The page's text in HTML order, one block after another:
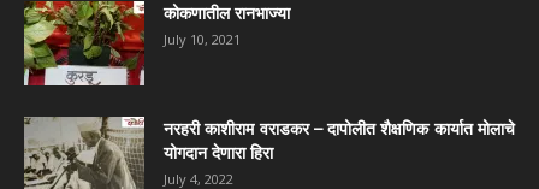
कोकणातील रानभाज्या
July 10, 2021
नरहरी काशीराम वराडकर – दापोलीत शैक्षणिक कार्यात मोलाचे
योगदान देणारा हिरा
July 4, 2022